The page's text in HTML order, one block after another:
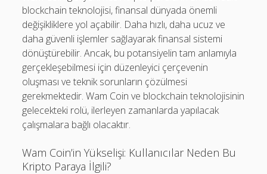
blockchain teknolojisi, finansal dünyada önemli
değişikliklere yol açabilir. Daha hızlı, daha ucuz ve
daha güvenli işlemler sağlayarak finansal sistemi
dönüştürebilir. Ancak, bu potansiyelin tam anlamıyla
gerçekleşebilmesi için düzenleyici çerçevenin
oluşması ve teknik sorunların çözülmesi
gerekmektedir. Wam Coin ve blockchain teknolojisinin
gelecekteki rolü, ilerleyen zamanlarda yapılacak
çalışmalara bağlı olacaktır.
Wam Coin’in Yükselişi: Kullanıcılar Neden Bu
Kripto Paraya İlgili?